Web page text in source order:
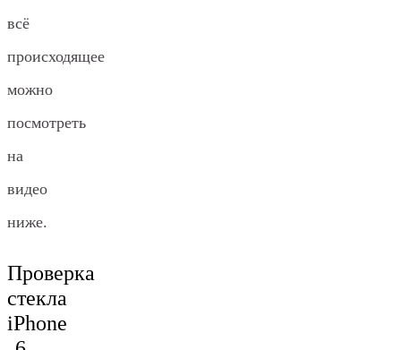
всё
происходящее
можно
посмотреть
на
видео
ниже.
Проверка
стекла
iPhone